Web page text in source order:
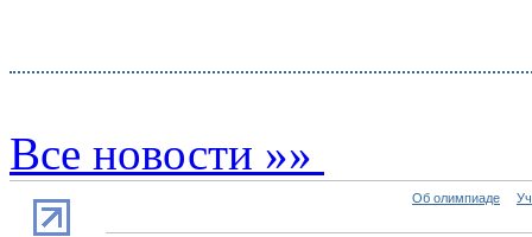
Все новости »»
Об олимпиаде